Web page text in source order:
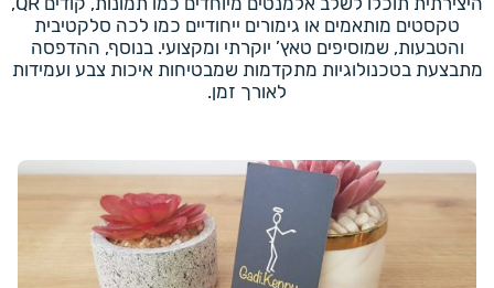
טקסטים מותאמים או גימורים ייחודיים כמו לכה סלקטיבית
והטבעות, שמוסיפים טאץ’ יוקרתי ומקצועי. בנוסף, ההדפסה
מתבצעת בטכנולוגיות מתקדמות שמבטיחות איכות צבע ועמידות
לאורך זמן.